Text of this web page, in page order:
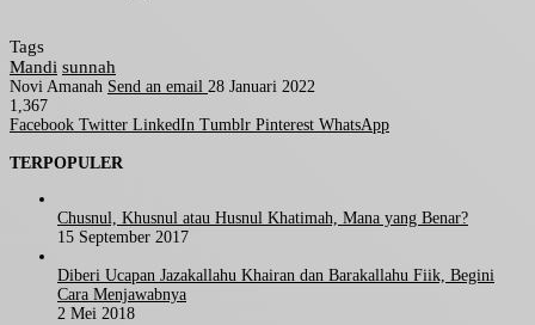
Tags
Mandi sunnah
Novi Amanah Send an email 28 Januari 2022
1,367
Facebook Twitter LinkedIn Tumblr Pinterest WhatsApp
TERPOPULER
Chusnul, Khusnul atau Husnul Khatimah, Mana yang Benar?
15 September 2017
Diberi Ucapan Jazakallahu Khairan dan Barakallahu Fiik, Begini
Cara Menjawabnya
2 Mei 2018